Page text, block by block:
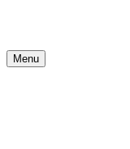
Menu